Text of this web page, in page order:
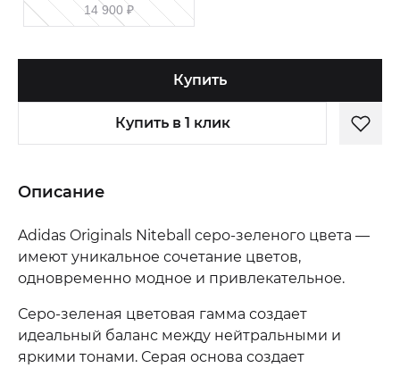
14 900 ₽
Купить
Купить в 1 клик
Описание
Adidas Originals Niteball серо-зеленого цвета —
имеют уникальное сочетание цветов,
одновременно модное и привлекательное.
Серо-зеленая цветовая гамма создает
идеальный баланс между нейтральными и
яркими тонами. Серая основа создает